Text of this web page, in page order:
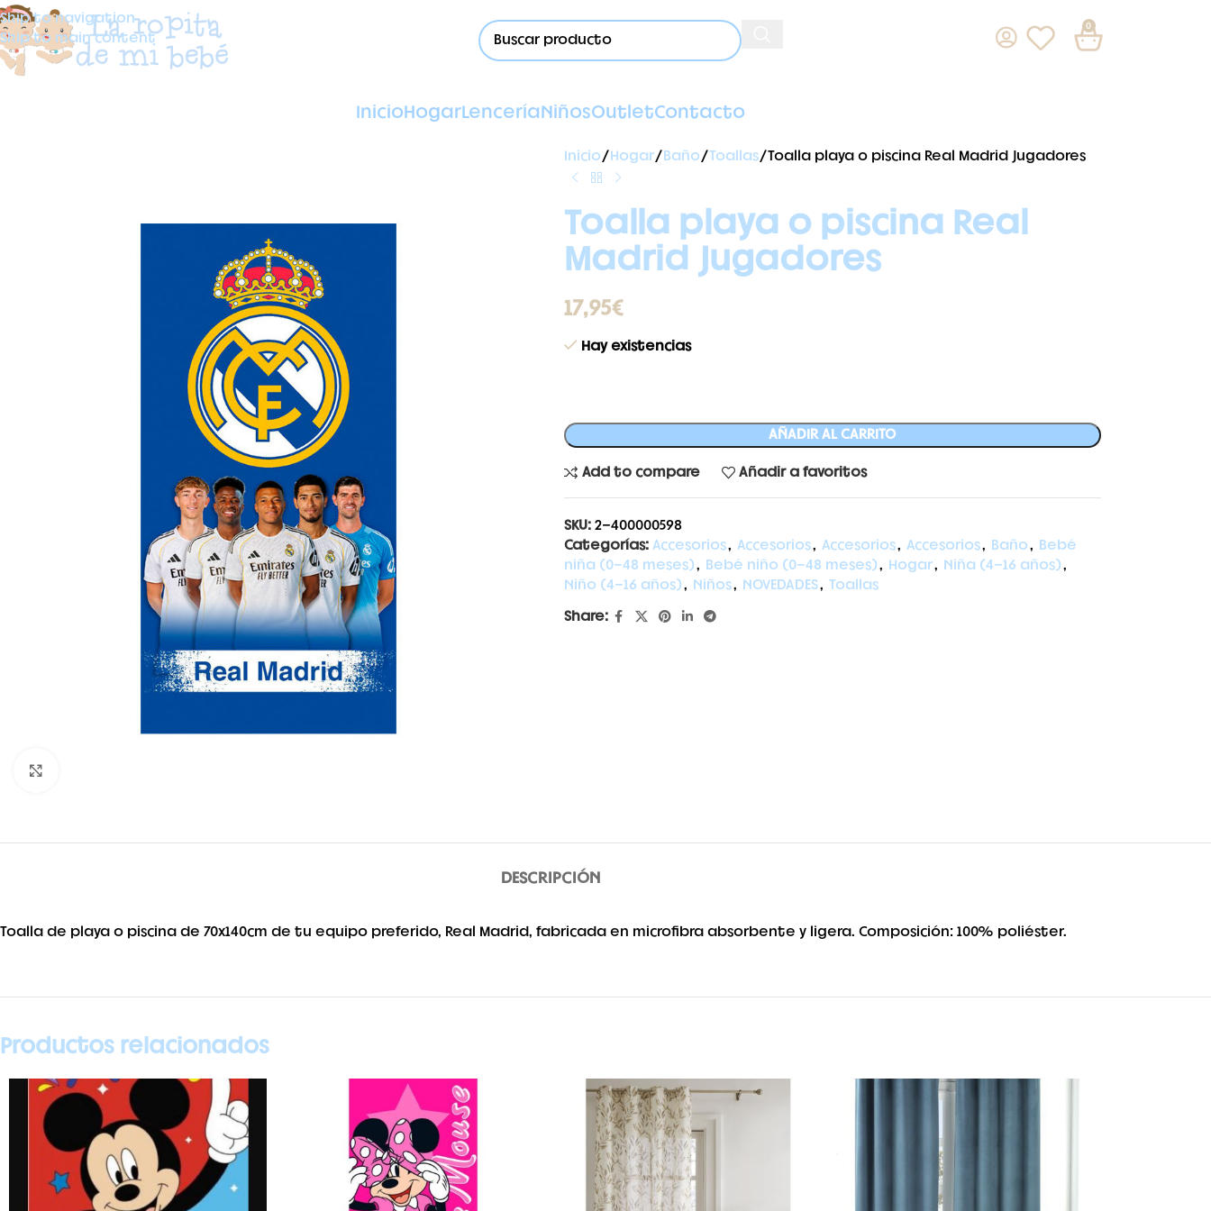
Skip to navigation
Skip to main content
0
InicioHogarLenceríaNiñosOutletContacto
Inicio Hogar Baño Toallas Toalla playa o piscina Real Madrid Jugadores
Toalla playa o piscina Real
Madrid Jugadores
17,95€
Hay existencias
AÑADIR AL CARRITO
Add to compare Añadir a favoritos
SKU: 2-400000598
Categorías: Accesorios, Accesorios, Accesorios, Accesorios, Baño, Bebé
niña (0-48 meses), Bebé niño (0-48 meses), Hogar, Niña (4-16 años),
Niño (4-16 años), Niños, NOVEDADES, Toallas
Share:
DESCRIPCIÓN
Toalla de playa o piscina de 70x140cm de tu equipo preferido, Real Madrid, fabricada en microfibra absorbente y ligera. Composición: 100% poliéster.
Productos relacionados